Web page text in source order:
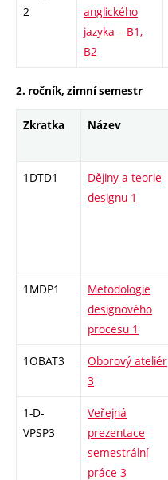
2
anglického
jazyka – B1,
B2
2. ročník, zimní semestr
Zkratka Název
1DTD1
Dějiny a teorie
designu 1
1MDP1
Metodologie
designového
procesu 1
1OBAT3
Oborový ateliér
3
1-D-
VPSP3
Veřejná
prezentace
semestrální
práce 3